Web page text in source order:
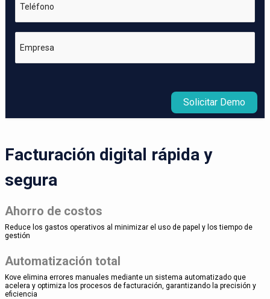
Teléfono
Empresa
Solicitar Demo
Facturación digital rápida y
segura
Ahorro de costos
Reduce los gastos operativos al minimizar el uso de papel y los tiempo de
gestión
Automatización total
Kove elimina errores manuales mediante un sistema automatizado que
acelera y optimiza los procesos de facturación, garantizando la precisión y
eficiencia